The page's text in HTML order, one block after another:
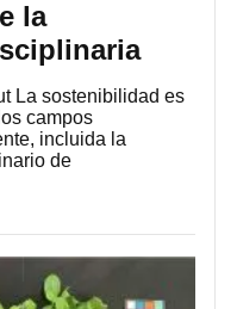
la
La sostenibilidad es
campos
incluida la
de